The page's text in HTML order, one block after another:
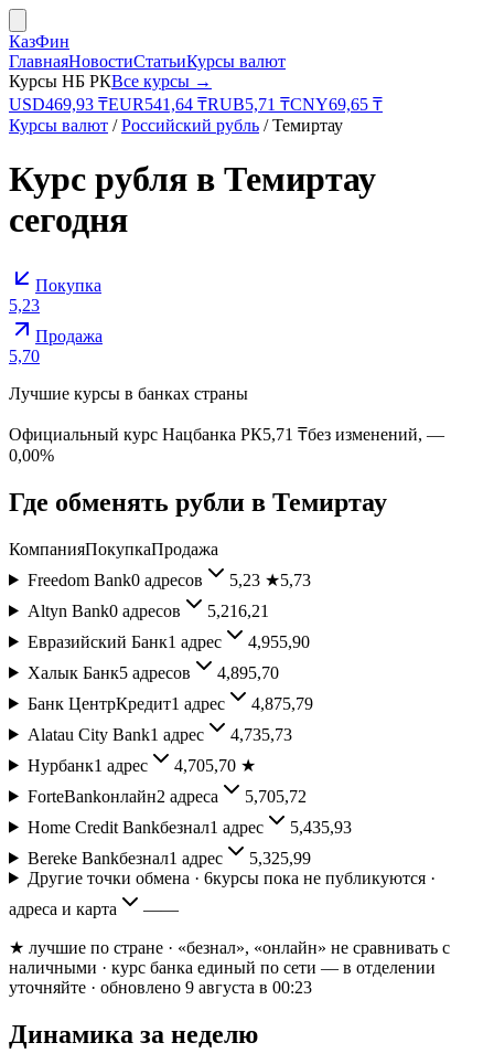
КазФин
ГлавнаяНовостиСтатьиКурсы валют
Курсы НБ РКВсе курсы →
USD469,93 ₸EUR541,64 ₸RUB5,71 ₸CNY69,65 ₸
Курсы валют /Российский рубль /Темиртау
Курс рубля в Темиртау
сегодня
Покупка
5,23
Продажа
5,70
Лучшие курсы в банках страны
Официальный курс Нацбанка РК5,71 ₸без изменений, —
0,00%
Где обменять рубли в Темиртау
КомпанияПокупкаПродажа
Freedom Bank0 адресов 5,23★5,73
Altyn Bank0 адресов 5,216,21
Евразийский Банк1 адрес 4,955,90
Халык Банк5 адресов 4,895,70
Банк ЦентрКредит1 адрес 4,875,79
Alatau City Bank1 адрес 4,735,73
Нурбанк1 адрес 4,705,70★
ForteBankонлайн2 адреса 5,705,72
Home Credit Bankбезнал1 адрес 5,435,93
Bereke Bankбезнал1 адрес 5,325,99
Другие точки обмена · 6курсы пока не публикуются ·
адреса и карта
——
★ лучшие по стране · «безнал», «онлайн» не сравнивать с
наличными · курс банка единый по сети — в отделении
уточняйте · обновлено 9 августа в 00:23
Динамика за неделю